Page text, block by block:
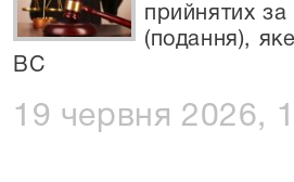
прийнятих за
(подання),
ВС
19 червня 2026,